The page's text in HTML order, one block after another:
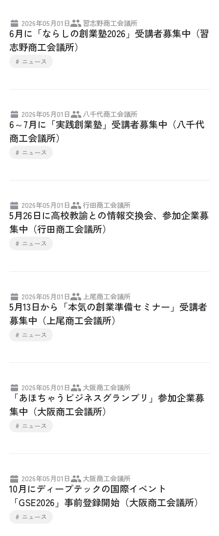
2026年05月01日 習志野商工会議所
6月に「ならしの創業塾2026」受講者募集中（習
志野商工会議所）
# ニュース
2026年05月01日 八千代商工会議所
6～7月に「実践創業塾」受講者募集中（八千代
商工会議所）
# ニュース
2026年05月01日 行田商工会議所
5月26日に高校教諭との情報交換会、参加企業募
集中（行田商工会議所）
# ニュース
2026年05月01日 上尾商工会議所
5月13日から「本気の創業準備セミナー」受講者
募集中（上尾商工会議所）
# ニュース
2026年05月01日 大阪商工会議所
「あほちゃうビジネスグランプリ」参加企業募
集中（大阪商工会議所）
# ニュース
2026年05月01日 大阪商工会議所
10月にディープテックの国際イベント
「GSE2026」事前登録開始（大阪商工会議所）
# ニュース